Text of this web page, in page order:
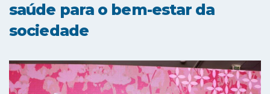
saúde para o bem-estar da
sociedade